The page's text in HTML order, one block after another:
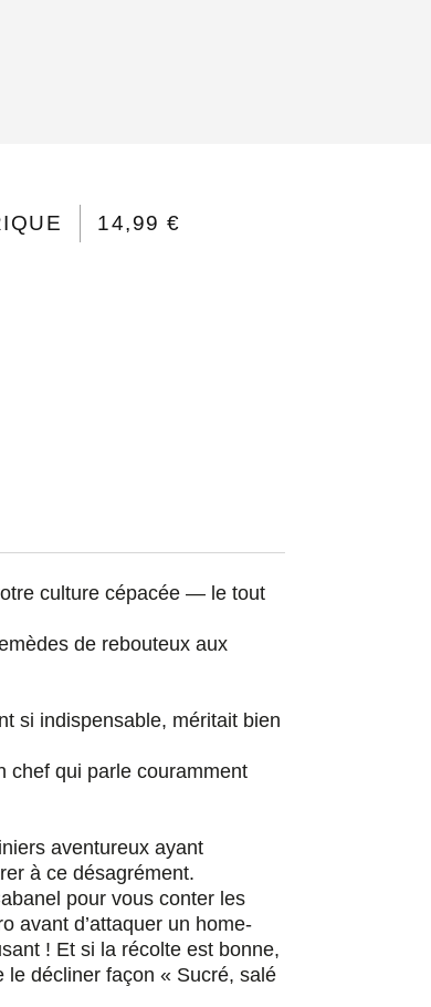
14,99 €
culture cépacée — le tout
de rebouteux aux
si indispensable, méritait bien
chef qui parle couramment
aventureux ayant
à ce désagrément.
pour vous conter les
avant d’attaquer un home-
! Et si la récolte est bonne,
le décliner façon « Sucré, salé